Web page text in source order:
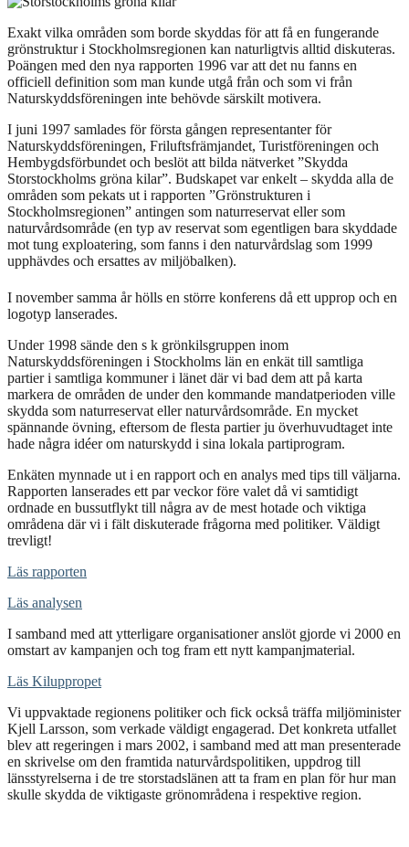
Exakt vilka områden som borde skyddas för att få en fungerande
grönstruktur i Stockholmsregionen kan naturligtvis alltid diskuteras.
Poängen med den nya rapporten 1996 var att det nu fanns en
officiell definition som man kunde utgå från och som vi från
Naturskyddsföreningen inte behövde särskilt motivera.
I juni 1997 samlades för första gången representanter för
Naturskyddsföreningen, Friluftsfrämjandet, Turistföreningen och
Hembygdsförbundet och beslöt att bilda nätverket ”Skydda
Storstockholms gröna kilar”. Budskapet var enkelt – skydda alla de
områden som pekats ut i rapporten ”Grönstrukturen i
Stockholmsregionen” antingen som naturreservat eller som
naturvårdsområde (en typ av reservat som egentligen bara skyddade
mot tung exploatering, som fanns i den naturvårdslag som 1999
upphävdes och ersattes av miljöbalken).
I november samma år hölls en större konferens då ett upprop och en
logotyp lanserades.
Under 1998 sände den s k grönkilsgruppen inom
Naturskyddsföreningen i Stockholms län en enkät till samtliga
partier i samtliga kommuner i länet där vi bad dem att på karta
markera de områden de under den kommande mandatperioden ville
skydda som naturreservat eller naturvårdsområde. En mycket
spännande övning, eftersom de flesta partier ju överhuvudtaget inte
hade några idéer om naturskydd i sina lokala partiprogram.
Enkäten mynnade ut i en rapport och en analys med tips till väljarna.
Rapporten lanserades ett par veckor före valet då vi samtidigt
ordnade en bussutflykt till några av de mest hotade och viktiga
områdena där vi i fält diskuterade frågorna med politiker. Väldigt
trevligt!
Läs rapporten
Läs analysen
I samband med att ytterligare organisationer anslöt gjorde vi 2000 en
omstart av kampanjen och tog fram ett nytt kampanjmaterial.
Läs Kiluppropet
Vi uppvaktade regionens politiker och fick också träffa miljöminister
Kjell Larsson, som verkade väldigt engagerad. Det konkreta utfallet
blev att regeringen i mars 2002, i samband med att man presenterade
en skrivelse om den framtida naturvårdspolitiken, uppdrog till
länsstyrelserna i de tre storstadslänen att ta fram en plan för hur man
skulle skydda de viktigaste grönområdena i respektive region.